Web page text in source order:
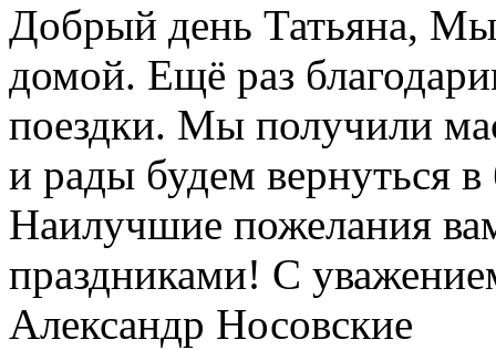
Добрый день Татьяна, Мы
домой. Ещё раз
поездки. Мы получили
и рады будем вернуться
Наилучшие пожелания
праздниками! С
Александр Носовские